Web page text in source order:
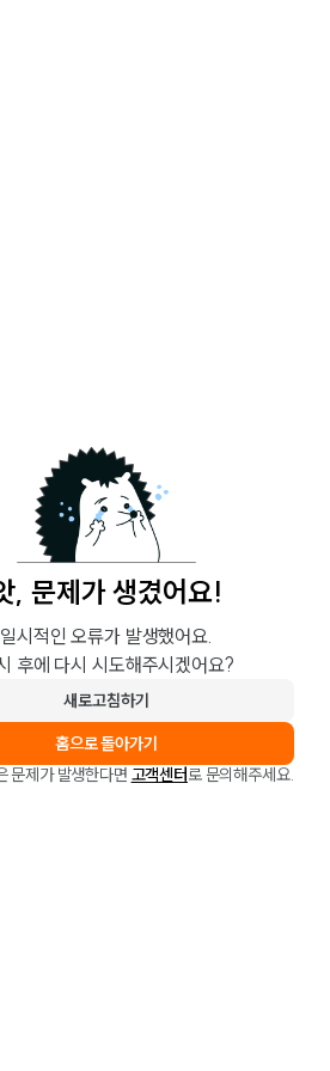
, 문제가 생겼어요!
일시적인 오류가 발생했어요.
후에 다시 시도해주시겠어요?
새로고침하기
홈으로 돌아가기
문제가 발생한다면 고객센터로 문의해주세요.